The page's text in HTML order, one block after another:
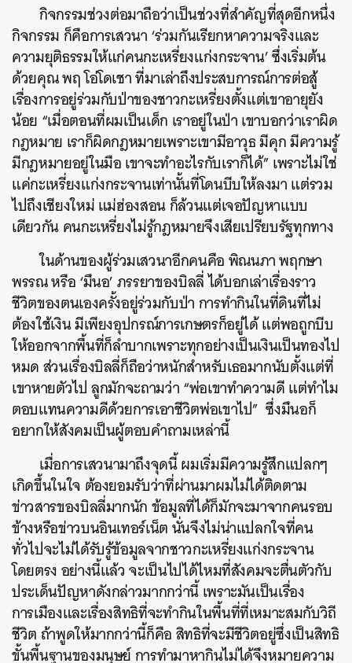
กิจกรรมช่วงต่อมาถือว่าเป็นช่วงที่สำคัญที่สุดอีกหนึ่ง
กิจกรรมก็คือการเสวนา ‘ร่วมกันเรียกหาความจริงและ
ความยุติธรรมให้แก่คนกะเหรี่ยงแก่งกระจาน’ซึ่งเริ่มต้น
ด้วยคุณพฤ โอ่โดเชา ที่มาเล่าถึงประสบการณ์การต่อสู้
เรื่องการอยู่ร่วมกับป่าของชาวกะเหรี่ยงตั้งแต่เขาอายุยัง
น้อย “เมื่อตอนที่ผมเป็นเด็ก เราอยู่ในป่า เขาบอกว่าเราผิด
กฎหมาย เราก็ผิดกฎหมายเพราะเขามีอาวุธ มีคุก มีความรู้
มีกฎหมายอยู่ในมือ เขาจะทำอะไรกับเราก็ได้”เพราะไม่ใช่
แค่กะเหรี่ยงแก่งกระจานเท่านั้นที่โดนบีบให้ลงมา แต่รวม
ไปถึงเชียงใหม่ แม่ฮ่องสอน ก็ล้วนแต่เจอปัญหาแบบ
เดียวกัน คนกะเหรี่ยงไม่รู้กฎหมายจึงเสียเปรียบรัฐทุกทาง
ในด้านของผู้ร่วมเสวนาอีกคนคือ พิณนภา พฤกษา
พรรณ หรือ‘มึนอ’ ภรรยาของบิลลี่ ได้บอกเล่าเรื่องราว
ชีวิตของตนเองครั้งอยู่ร่วมกับป่า การทำกินในที่ดินที่ไม่
ต้องใช้เงิน มีเพียงอุปกรณ์การเกษตรก็อยู่ได้ แต่พอถูกบีบ
ให้ออกจากพื้นที่ก็ลำบากเพราะทุกอย่างเป็นเงินเป็นทองไป
หมด ส่วนเรื่องบิลลี่ก็ถือว่าหนักสำหรับเธอมากนับตั้งแต่ที่
เขาหายตัวไป ลูกมักจะถามว่า “พ่อเขาทำความดี แต่ทำไม
ตอบแทนความดีด้วยการเอาชีวิตพ่อเขาไป” ซึ่งมึนอก็
อยากให้สังคมเป็นผู้ตอบคำถามเหล่านี้
เมื่อการเสวนามาถึงจุดนี้ ผมเริ่มมีความรู้สึกแปลกๆ
เกิดขึ้นในใจ ต้องยอมรับว่าที่ผ่านมาผมไม่ได้ติดตาม
ข่าวสารของบิลลี่มากนัก ข้อมูลที่ได้ก็มักจะมาจากคนรอบ
ข้างหรือข่าวบนอินเทอร์เน็ต นั่นจึงไม่น่าแปลกใจที่คน
ทั่วไปจะไม่ได้รับรู้ข้อมูลจากชาวกะเหรี่ยงแก่งกระจาน
โดยตรง อย่างนี้แล้ว จะเป็นไปได้ไหมที่สังคมจะตื่นตัวกับ
ประเด็นปัญหาดังกล่าวมากกว่านี้ เพราะมันเป็นเรื่อง
การเมืองและเรื่องสิทธิที่จะทำกินในพื้นที่ที่เหมาะสมกับวิถี
ชีวิต ถ้าพูดให้มากกว่านี้ก็คือ สิทธิที่จะมีชีวิตอยู่ซึ่งเป็นสิทธิ
ขั้นพื้นฐานของมนุษย์ การทำมาหากินไม่ได้จึงหมายความ